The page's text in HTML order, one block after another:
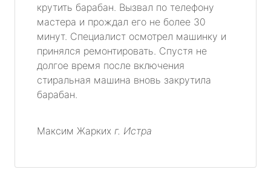
крутить барабан. Вызвал по телефону
мастера и прождал его не более 30
минут. Специалист осмотрел машинку и
принялся ремонтировать. Спустя не
долгое время после включения
стиральная машина вновь закрутила
барабан.
Максим Жарких г. Истра